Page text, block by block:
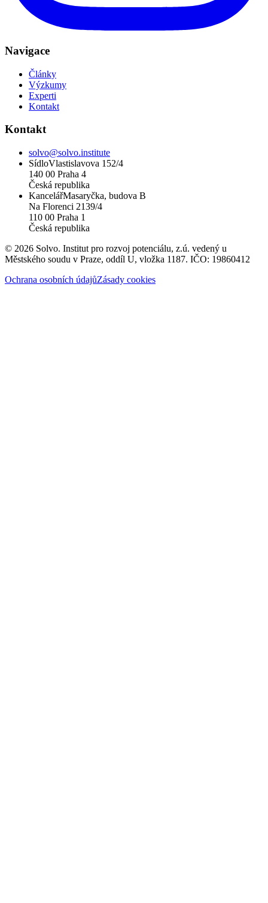
Navigace
Články
Výzkumy
Experti
Kontakt
Kontakt
solvo@solvo.institute
SídloVlastislavova 152/4
140 00 Praha 4
Česká republika
KancelářMasaryčka, budova B
Na Florenci 2139/4
110 00 Praha 1
Česká republika
© 2026 Solvo. Institut pro rozvoj potenciálu, z.ú. vedený u
Městského soudu v Praze, oddíl U, vložka 1187. IČO: 19860412
Ochrana osobních údajůZásady cookies